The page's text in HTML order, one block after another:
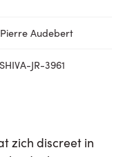
Audebert
JR-3961
zich discreet in